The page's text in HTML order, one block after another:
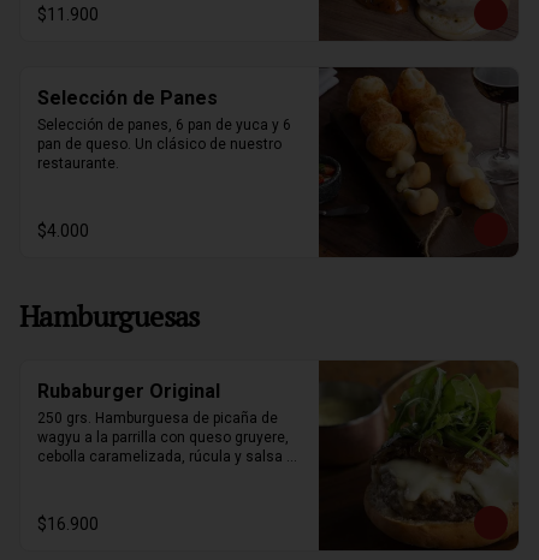
$11.900
Selección de Panes
Selección de panes, 6 pan de yuca y 6
pan de queso. Un clásico de nuestro
restaurante.
$4.000
Hamburguesas
Rubaburger Original
250 grs. Hamburguesa de picaña de
wagyu a la parrilla con queso gruyere,
cebolla caramelizada, rúcula y salsa
$16.900